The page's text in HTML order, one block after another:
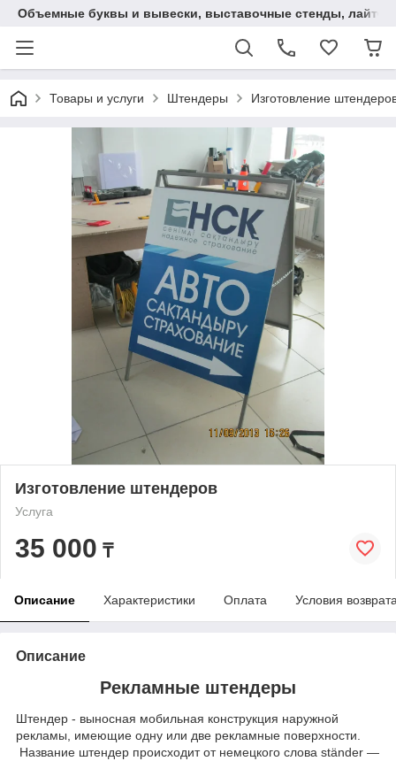
Объемные буквы и вывески, выставочные стенды,
Товары и услуги Штендеры Изготовление
Изготовление штендеров
Услуга
35 000 ₸
Описание Характеристики Оплата Условия
Описание
Рекламные штендеры
Штендер - выносная мобильная конструкция наружной
рекламы, имеющие одну или две рекламные поверхности.
Название штендер происходит от немецкого слова ständer —